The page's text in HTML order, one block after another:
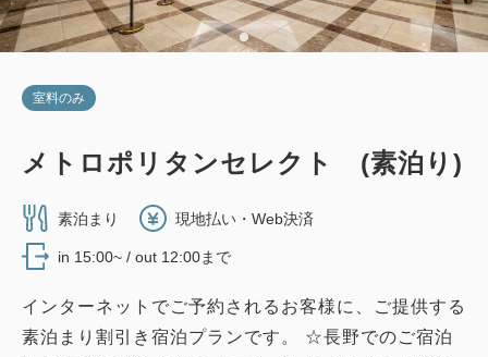
室料のみ
メトロポリタンセレクト (素泊り)
素泊まり 現地払い・Web決済
in 15:00~ / out 12:00まで
インターネットでご予約されるお客様に、ご提供する
素泊まり割引き宿泊プランです。 ☆長野でのご宿泊